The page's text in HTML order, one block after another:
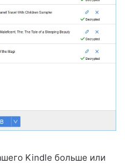
Kindle больше или